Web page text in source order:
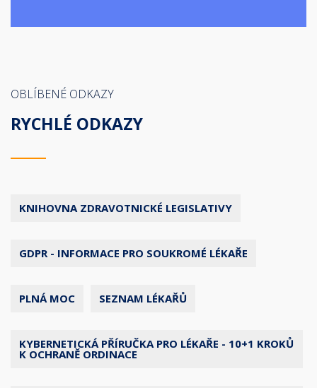
OBLÍBENÉ ODKAZY
RYCHLÉ ODKAZY
KNIHOVNA ZDRAVOTNICKÉ LEGISLATIVY
GDPR - INFORMACE PRO SOUKROMÉ LÉKAŘE
PLNÁ MOC SEZNAM LÉKAŘŮ
KYBERNETICKÁ PŘÍRUČKA PRO LÉKAŘE - 10+1 KROKŮ
K OCHRANĚ ORDINACE